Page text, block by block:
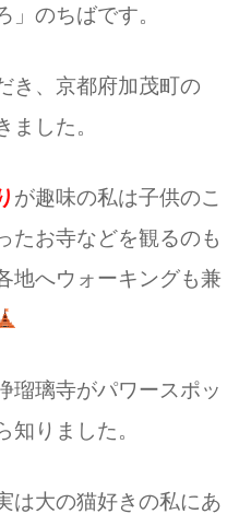
」のちばです。
き、京都府加茂町の
ました。
が趣味の私は子供のこ
たお寺などを観るのも
地へウォーキングも兼
瑠璃寺がパワースポッ
知りました。
は大の猫好きの私にあ